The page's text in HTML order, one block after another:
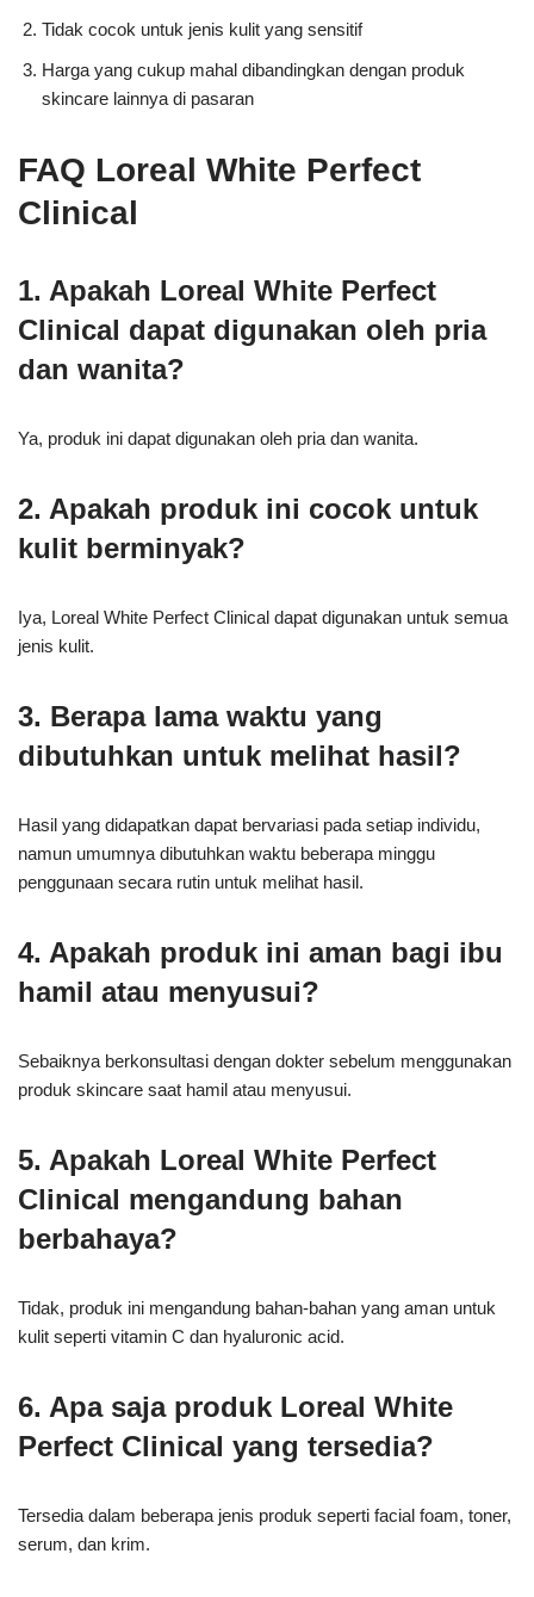
Tidak cocok untuk jenis kulit yang sensitif
Harga yang cukup mahal dibandingkan dengan produk
skincare lainnya di pasaran
FAQ Loreal White Perfect
Clinical
1. Apakah Loreal White Perfect
Clinical dapat digunakan oleh pria
dan wanita?
Ya, produk ini dapat digunakan oleh pria dan wanita.
2. Apakah produk ini cocok untuk
kulit berminyak?
Iya, Loreal White Perfect Clinical dapat digunakan untuk semua
jenis kulit.
3. Berapa lama waktu yang
dibutuhkan untuk melihat hasil?
Hasil yang didapatkan dapat bervariasi pada setiap individu,
namun umumnya dibutuhkan waktu beberapa minggu
penggunaan secara rutin untuk melihat hasil.
4. Apakah produk ini aman bagi ibu
hamil atau menyusui?
Sebaiknya berkonsultasi dengan dokter sebelum menggunakan
produk skincare saat hamil atau menyusui.
5. Apakah Loreal White Perfect
Clinical mengandung bahan
berbahaya?
Tidak, produk ini mengandung bahan-bahan yang aman untuk
kulit seperti vitamin C dan hyaluronic acid.
6. Apa saja produk Loreal White
Perfect Clinical yang tersedia?
Tersedia dalam beberapa jenis produk seperti facial foam, toner,
serum, dan krim.